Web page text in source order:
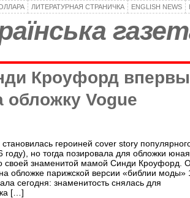
ЛИТЕРАТУРНАЯ СТРАНИЧКА ENGLISH NEWS
Кроуфорд
обложку Vogue
героиней cover story
году), но тогда позировала для обложки юная
своей знаменитой мамой Синди Кроуфорд.
обложке парижской версии «библии моды»
сегодня: знаменитость снялась для
[…]